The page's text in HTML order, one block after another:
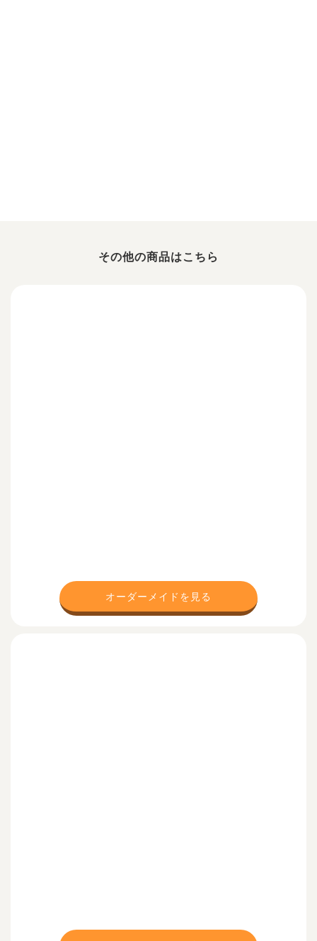
その他の商品はこちら
オーダーメイドを見る